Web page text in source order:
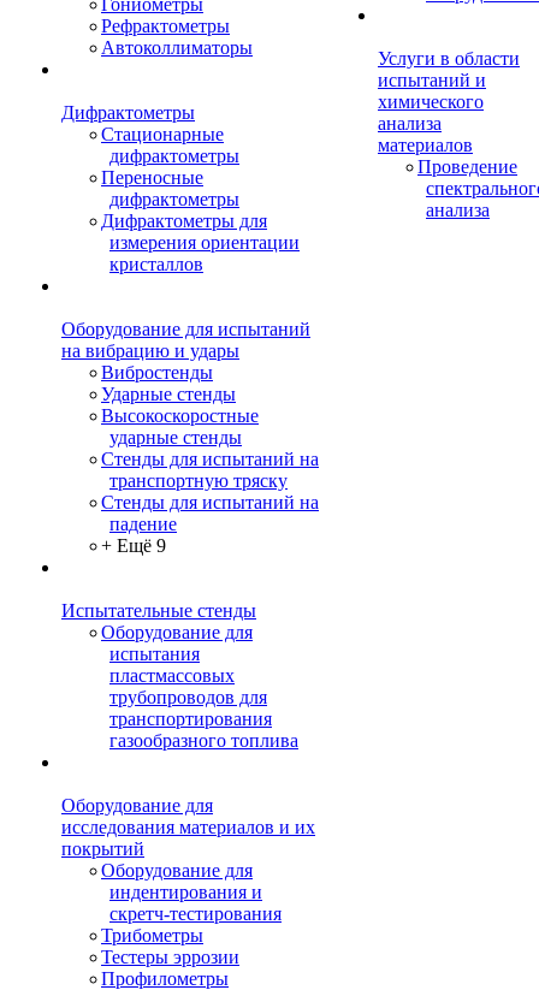
Гониометры
Рефрактометры
Автоколлиматоры
Дифрактометры
Стационарные
дифрактометры
Переносные
дифрактометры
Дифрактометры для
измерения ориентации
кристаллов
Оборудование для испытаний
на вибрацию и удары
Вибростенды
Ударные стенды
Высокоскоростные
ударные стенды
Стенды для испытаний на
транспортную тряску
Стенды для испытаний на
падение
+ Ещё 9
Испытательные стенды
Оборудование для
испытания
пластмассовых
трубопроводов для
транспортирования
газообразного топлива
Оборудование для
исследования материалов и их
покрытий
Оборудование для
индентирования и
скретч-тестирования
Трибометры
Тестеры эррозии
Профилометры
Услуги в области
испытаний и
химического
анализа
материалов
Проведение
анализа